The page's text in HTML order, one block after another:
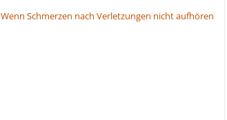
Wenn Schmerzen nach Verletzungen nicht aufhören